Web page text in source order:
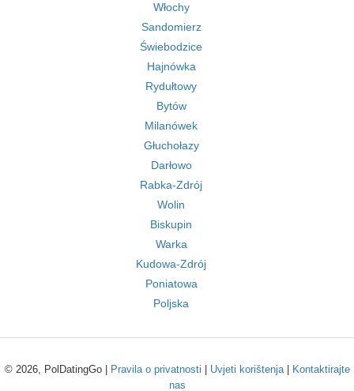
Włochy
Sandomierz
Świebodzice
Hajnówka
Rydułtowy
Bytów
Milanówek
Głuchołazy
Darłowo
Rabka-Zdrój
Wolin
Biskupin
Warka
Kudowa-Zdrój
Poniatowa
Poljska
© 2026, PolDatingGo | Pravila o privatnosti Uvjeti korištenja|
Kontaktirajte
nas